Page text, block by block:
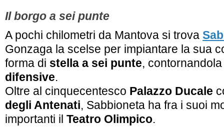
Il borgo a sei punte
A pochi chilometri da Mantova si trova
Gonzaga la scelse per impiantare la sua
forma di stella a sei punte,
difensive.
Oltre al cinquecentesco Palazzo Ducale
degli Antenati, Sabbioneta ha fra i suoi
importanti il Teatro Olimpico.